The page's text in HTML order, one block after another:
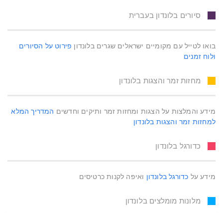
סיורים בלונדון בעברית
בואו לטייל עם מקומיים ישראלים שגרים בלונדון פירוט על הסיורים
ולוח זמנים
מחזות זמר והצגות בלונדון
מידע והמלצות על הצגות ומחזות זמר ותיקים וחדשים המדריך המלא
למחזות זמר והצגות בלונדון
כדורגל בלונדון
מידע על כדורגל בלונדון ואיפה לקנות כרטיסים
מלונות מומלצים בלונדון